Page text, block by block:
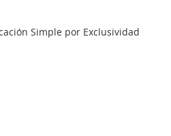
Simple por Exclusividad